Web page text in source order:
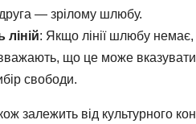
— зрілому шлюбу.
ліній: Якщо лінії шлюбу
що це може вказувати
свободи.
залежить від культурного